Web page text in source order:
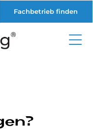
Fachbetrieb finden